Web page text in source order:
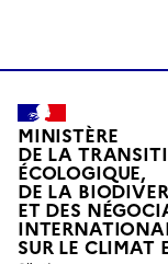
MINISTÈRE
DE LA
ÉCOLOGIQUE,
DE LA
ET DES
SUR LE CLIMAT